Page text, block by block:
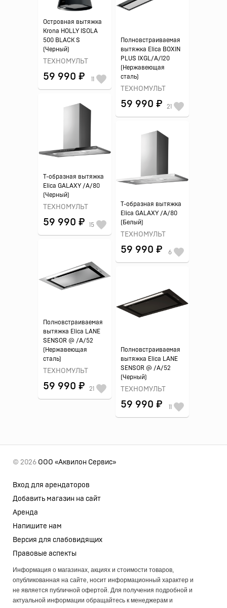
Островная вытяжка
Krona HOLLY ISOLA
500 BLACK S
(Черный)
ТЕХНОМУЛЬТ
59 990 ₽ 11
Полновстраиваемая
вытяжка Elica BOXIN
PLUS IXGL/A/120
(Нержавеющая
сталь)
ТЕХНОМУЛЬТ
59 990 ₽ 21
Т-образная вытяжка
Elica GALAXY /A/80
(Черный)
ТЕХНОМУЛЬТ
59 990 ₽ 15
Т-образная вытяжка
Elica GALAXY /A/80
(Белый)
ТЕХНОМУЛЬТ
59 990 ₽ 6
Полновстраиваемая
вытяжка Elica LANE
SENSOR @ /A/52
(Нержавеющая
сталь)
ТЕХНОМУЛЬТ
59 990 ₽ 21
Полновстраиваемая
вытяжка Elica LANE
SENSOR @ /A/52
(Черный)
ТЕХНОМУЛЬТ
59 990 ₽ 11
© 2026 ООО «Аквилон Сервис»
Вход для арендаторов
Добавить магазин на сайт
Аренда
Напишите нам
Версия для слабовидящих
Правовые аспекты
Информация о магазинах, акциях и стоимости товаров,
опубликованная на сайте, носит информационный характер и
не является публичной офертой. Для получения подробной и
актуальной информации обращайтесь к менеджерам и